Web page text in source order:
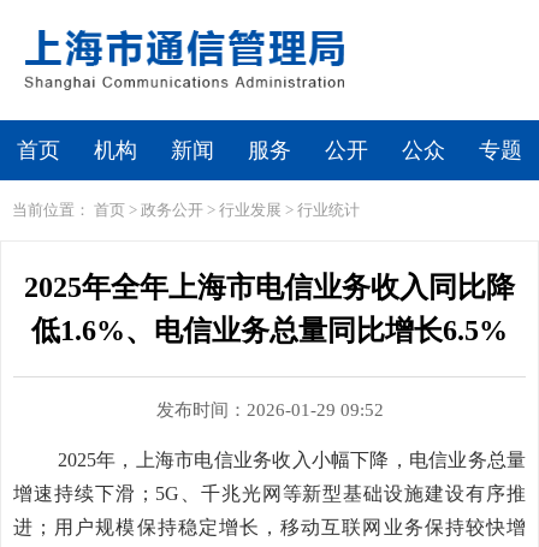
首页 机构 新闻 服务 公开 公众 专题
当前位置： 首页 > 政务公开 > 行业发展 > 行业统计
2025年全年上海市电信业务收入同比降
低1.6%、电信业务总量同比增长6.5%
发布时间：2026-01-29 09:52
2025年 ， 上海市电信业务收入小幅下降， 电信业务总量
增速持续下滑 ； 5G 、千兆光网等新型基础设施建设有序推
进； 用户规模保持稳定增长 ，移动互联网业务保持较快增